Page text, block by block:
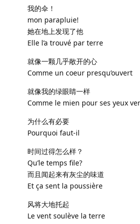
我的伞！
mon parapluie!
她在地上发现了他
Elle l’a trouvé par terre
就像一颗几乎敞开的心
Comme un coeur presqu’ouvert
就像我的绿眼睛一样
Comme le mien pour ses yeux
为什么有必要
Pourquoi faut-il
时间过得怎么样？
Qu’le temps file?
而且闻起来有灰尘的味道
Et ça sent la poussière
风将大地托起
Le vent soulève la terre